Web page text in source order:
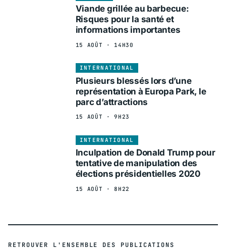
Viande grillée au barbecue:
Risques pour la santé et
informations importantes
15 AOÛT · 14H30
INTERNATIONAL
Plusieurs blessés lors d’une
représentation à Europa Park, le
parc d’attractions
15 AOÛT · 9H23
INTERNATIONAL
Inculpation de Donald Trump pour
tentative de manipulation des
élections présidentielles 2020
15 AOÛT · 8H22
RETROUVER L'ENSEMBLE DES PUBLICATIONS